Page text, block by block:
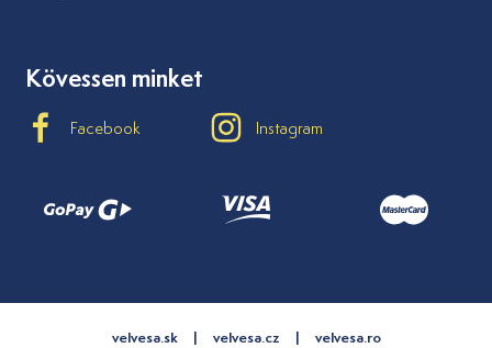
Kövessen minket
Facebook Instagram
velvesa.sk velvesa.cz velvesa.ro